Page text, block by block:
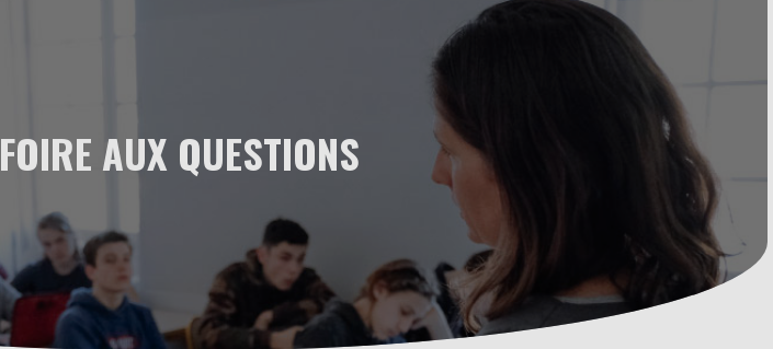
FOIRE AUX QUESTIONS